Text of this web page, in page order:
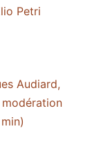
Petri
Audiard,
modération